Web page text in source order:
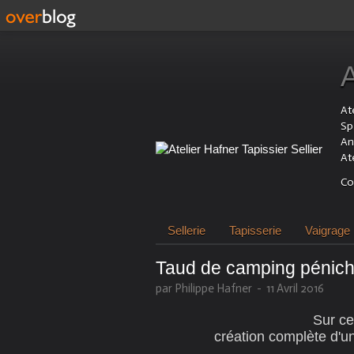
Sellerie Tapisserie Vaigrage
Taud de camping
par Philippe Hafner - 11 Avril 2016
Sur
création complète